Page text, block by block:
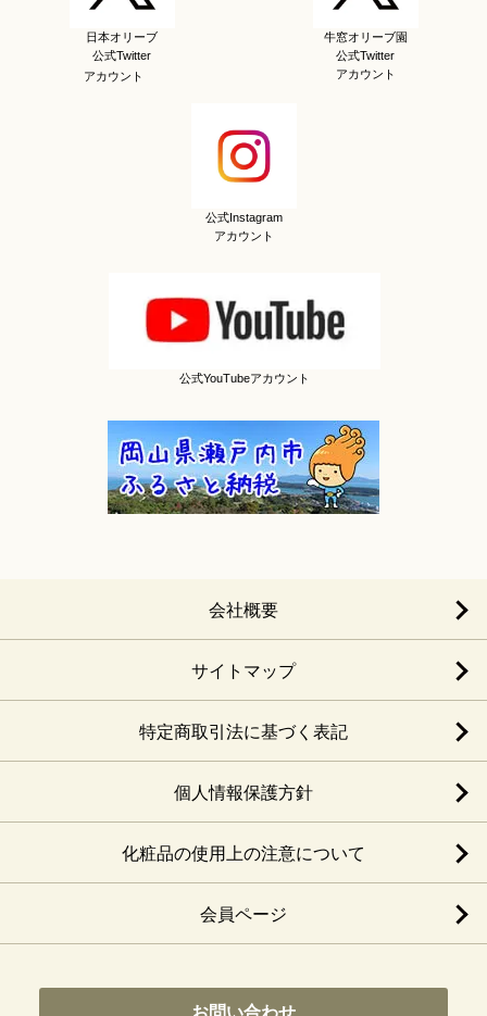
日本オリーブ
公式Twitter
アカウント
牛窓オリーブ園
公式Twitter
アカウント
公式Instagram
アカウント
公式YouTubeアカウント
会社概要
サイトマップ
特定商取引法に基づく表記
個人情報保護方針
化粧品の使用上の注意について
会員ページ